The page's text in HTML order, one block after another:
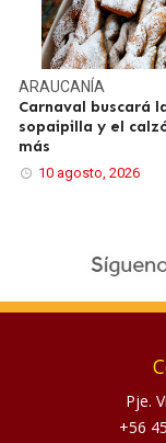
ARAUCANÍA
Carnaval buscará
sopaipilla y el
más
10 agosto, 2026
Pje.
+56